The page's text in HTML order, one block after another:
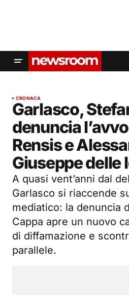
CRONACA
Garlasco,
denuncia
Rensis e
Giuseppe delle
A quasi vent’anni dal
Garlasco si riaccende
mediatico: la denuncia
Cappa apre un nuovo
di diffamazione e
parallele.